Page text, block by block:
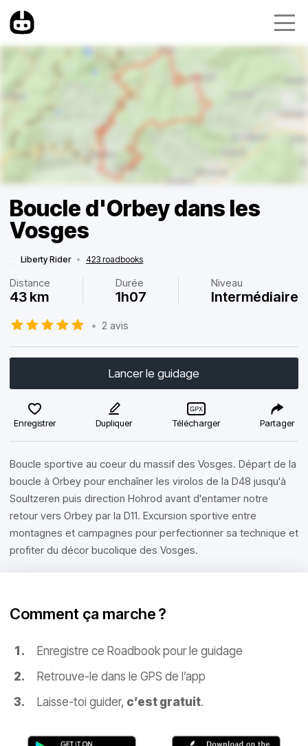
Boucle d'Orbey dans les
Vosges
Liberty Rider • 423 roadbooks
Distance
43 km
Durée
1h07
Niveau
Intermédiaire
• 2 avis
Lancer le guidage
Enregistrer Dupliquer Télécharger Partager
Boucle sportive au coeur du massif des Vosges. Départ de la
boucle à Orbey pour enchaîner les virolos de la D48 jusqu'à
Soultzeren puis direction Hohrod avant d'entamer notre
retour vers Orbey par la D11. Excursion sportive entre
montagnes et campagnes pour perfectionner sa technique et
profiter du décor bucolique des Vosges.
Comment ça marche ?
Enregistre ce Roadbook pour le guidage
Retrouve-le dans le GPS de l’app
Laisse-toi guider, c’est gratuit.